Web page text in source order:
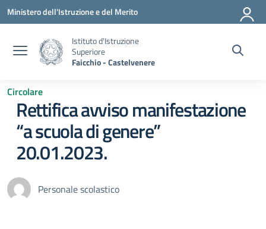
Vai ai contenuti
Vai al menu di navigazione
Vai al footer
Ministero dell'Istruzione e del Merito
Istituto d'Istruzione
Superiore
Faicchio - Castelvenere
Circolare
Rettifica avviso manifestazione
“a scuola di genere”
20.01.2023.
Personale scolastico